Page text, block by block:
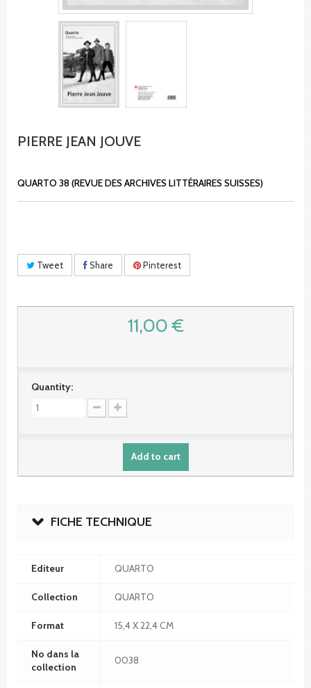
PIERRE JEAN JOUVE
QUARTO 38 (REVUE DES ARCHIVES LITTÉRAIRES SUISSES)
Tweet Share Pinterest
11,00 €
Quantity:
Add to cart
FICHE TECHNIQUE
Editeur QUARTO
Collection QUARTO
Format 15,4 X 22,4 CM
No dans la
collection
0038